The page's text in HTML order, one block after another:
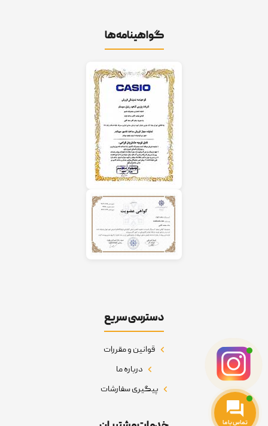
گواهینامه‌ها
دسترسی سریع
قوانین و مقررات
درباره ما
پیگیری سفارشات
تماس با ما